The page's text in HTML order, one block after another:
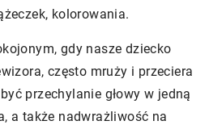
kolorowania.
gdy nasze dziecko
często mruży i przeciera
przechylanie głowy w jedną
a także nadwrażliwość na